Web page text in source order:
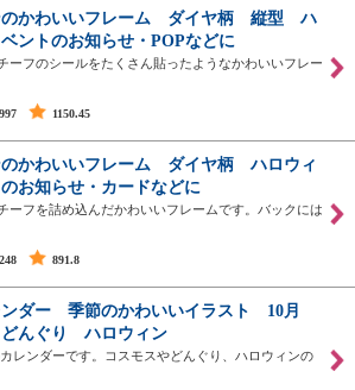
のかわいいフレーム ダイヤ柄 縦型 ハ
ントのお知らせ・POPなどに
ーフのシールをたくさん貼ったようなかわいいフレー
1150.45
のかわいいフレーム ダイヤ柄 ハロウィ
お知らせ・カードなどに
ーフを詰め込んだかわいいフレームです。バックには
891.8
ンダー 季節のかわいいイラスト 10月
んぐり ハロウィン
レンダーです。コスモスやどんぐり、ハロウィンの